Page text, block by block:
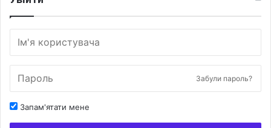
Забули пароль?
Запам'ятати мене